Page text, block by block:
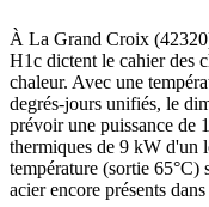
À La Grand Croix
H1c dictent le cahier des
chaleur. Avec une
degrés-jours unifiés, le
prévoir une puissance de
thermiques de 9 kW d'un
température (sortie 65°C)
acier encore présents